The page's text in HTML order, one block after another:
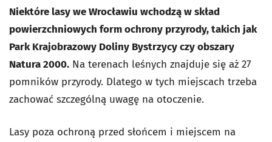
Niektóre lasy we Wrocławiu wchodzą w skład
powierzchniowych form ochrony przyrody, takich jak
Park Krajobrazowy Doliny Bystrzycy czy obszary
Natura 2000. Na terenach leśnych znajduje się aż 27
pomników przyrody. Dlatego w tych miejscach trzeba
zachować szczególną uwagę na otoczenie.
Lasy poza ochroną przed słońcem i miejscem na